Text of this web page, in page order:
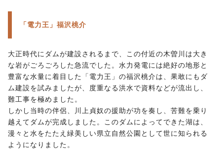
「電力王」福沢桃介
大正時代にダムが建設されるまで、この付近の木曽川は大き
な岩がごろごろした急流でした。水力発電には絶好の地形と
豊富な水量に着目した「電力王」の福沢桃介は、果敢にもダ
ム建設を試みましたが、度重なる洪水で資料などが流出し、
難工事を極めました。
しかし当時の伴侶、川上貞奴の援助が功を奏し、苦難を乗り
越えてダムが完成しました。このダムによってできた湖は、
漫々と水をたたえ緑美しい県立自然公園として世に知られる
ようになりました。